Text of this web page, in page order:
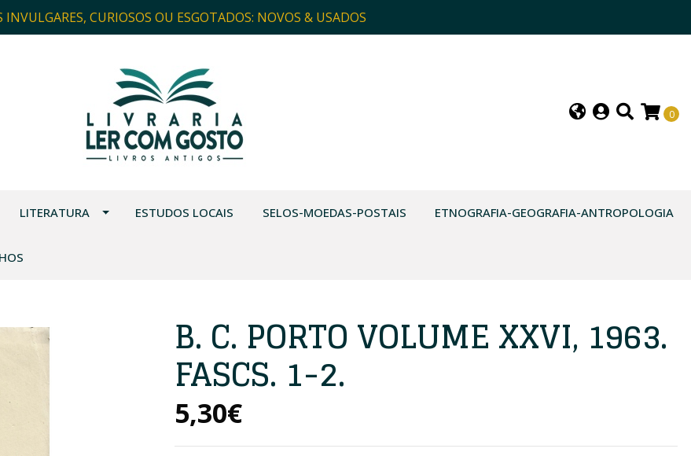
INVULGARES, CURIOSOS OU ESGOTADOS: NOVOS & USADOS
0
LITERATURA ESTUDOS LOCAIS SELOS-MOEDAS-POSTAIS ETNOGRAFIA-GEOGRAFIA-ANTROPOLOGIA
B. C. PORTO VOLUME XXVI, 1963.
FASCS. 1-2.
5,30€